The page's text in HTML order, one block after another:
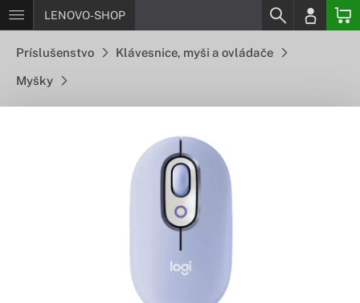
LENOVO-SHOP
Príslušenstvo Klávesnice, myši a ovládače
Myšky